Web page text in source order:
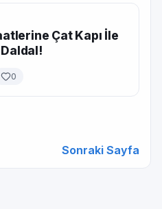
Çat Kapı İle
0
Sonraki Sayfa